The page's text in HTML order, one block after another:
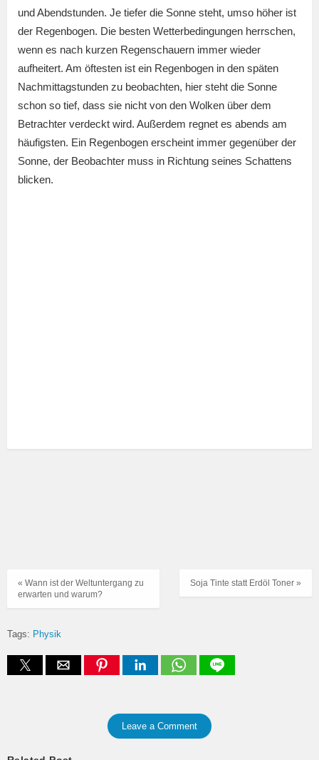
und Abendstunden. Je tiefer die Sonne steht, umso höher ist
der Regenbogen. Die besten Wetterbedingungen herrschen,
wenn es nach kurzen Regenschauern immer wieder
aufheitert. Am öftesten ist ein Regenbogen in den späten
Nachmittagstunden zu beobachten, hier steht die Sonne
schon so tief, dass sie nicht von den Wolken über dem
Betrachter verdeckt wird. Außerdem regnet es abends am
häufigsten. Ein Regenbogen erscheint immer gegenüber der
Sonne, der Beobachter muss in Richtung seines Schattens
blicken.
Soja Tinte statt Erdöl Toner »
« Wann ist der Weltuntergang zu
erwarten und warum?
Tags: Physik
Leave a Comment